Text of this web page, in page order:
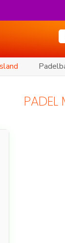
PADEL